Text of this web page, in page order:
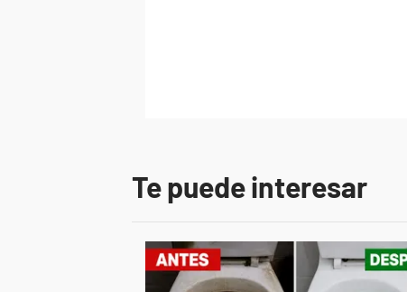
Te puede interesar